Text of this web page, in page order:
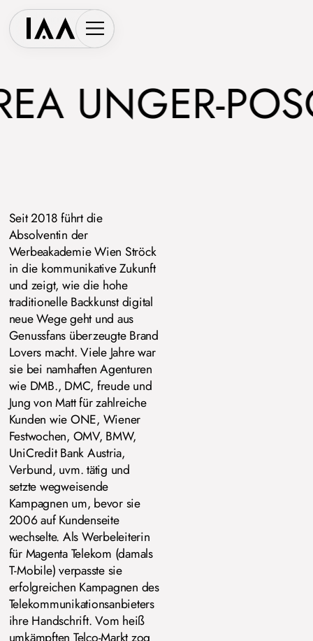
UNGER-
Seit 2018 führt die
Absolventin der
Werbeakademie Wien Ströck
in die kommunikative Zukunft
und zeigt, wie die hohe
traditionelle Backkunst digital
neue Wege geht und aus
Genussfans überzeugte Brand
Lovers macht. Viele Jahre war
sie bei namhaften Agenturen
wie DMB., DMC, freude und
Jung von Matt für zahlreiche
Kunden wie ONE, Wiener
Festwochen, OMV, BMW,
UniCredit Bank Austria,
Verbund, uvm. tätig und
setzte wegweisende
Kampagnen um, bevor sie
2006 auf Kundenseite
wechselte. Als Werbeleiterin
für Magenta Telekom (damals
T-Mobile) verpasste sie
erfolgreichen Kampagnen des
Telekommunikationsanbieters
ihre Handschrift. Vom heiß